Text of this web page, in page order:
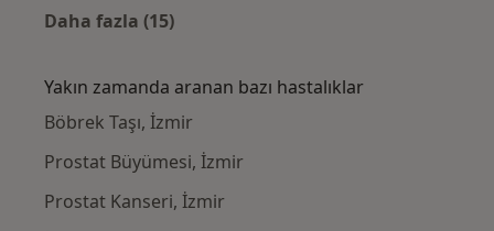
Daha fazla (15)
Yakın zamanda aranan bazı hastalıklar
Böbrek Taşı, İzmir
Prostat Büyümesi, İzmir
Prostat Kanseri, İzmir